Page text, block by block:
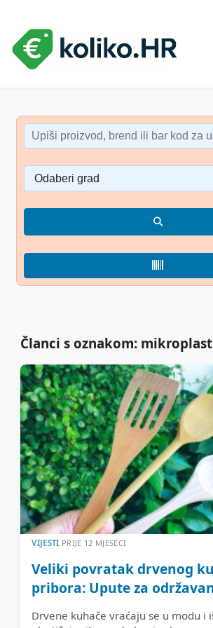
Članci s oznakom:
VIJESTI PRIJE 12 MJESECI
Veliki povratak drvenog
pribora: Upute za
Drvene kuhače vraćaju se u modu i